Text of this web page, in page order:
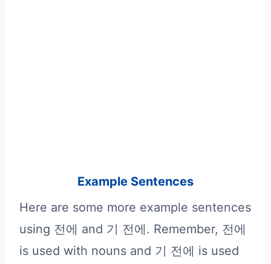
Example Sentences
Here are some more example sentences
using 전에 and 기 전에. Remember, 전에
is used with nouns and 기 전에 is used